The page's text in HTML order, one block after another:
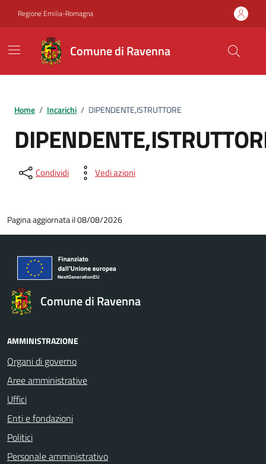
Regione Emilia-Romagna
Comune di Ravenna
Home / Incarichi / DIPENDENTE,ISTRUTTORE
Condividi Vedi azioni
Pagina aggiornata il 08/08/2026
Comune di Ravenna
AMMINISTRAZIONE
Organi di governo
Aree amministrative
Uffici
Enti e fondazioni
Politici
Personale amministrativo